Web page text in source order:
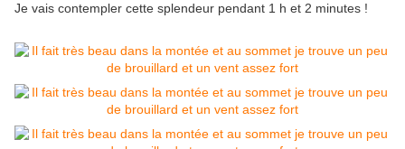
Je vais contempler cette splendeur pendant 1 h et 2 minutes !